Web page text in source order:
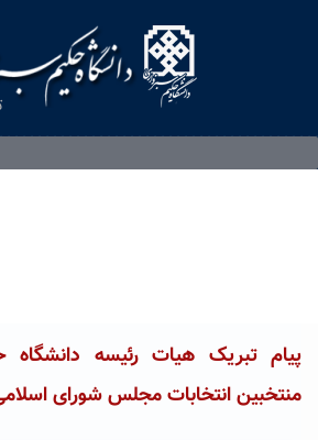
پیام تبریک هیات رئیسه دانشگاه
منتخبین انتخابات مجلس شورای